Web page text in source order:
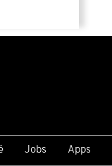
Jobs Apps